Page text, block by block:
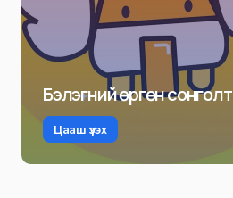
Бэлэгний өргөн сонголт
Цааш үзэх